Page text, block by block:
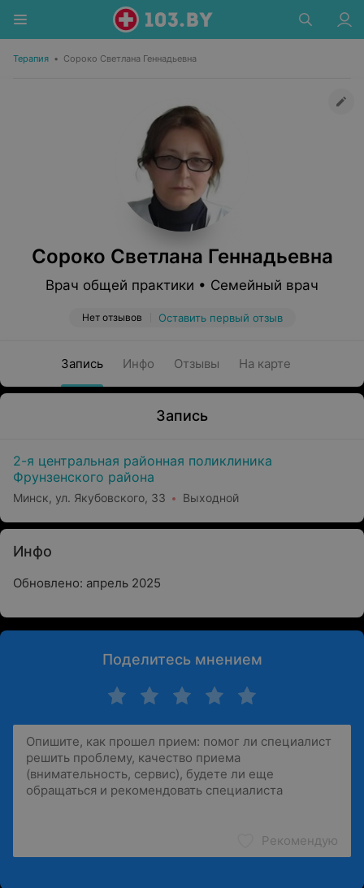
Терапия • Сороко Светлана Геннадьевна
Сороко Светлана Геннадьевна
Врач общей практики • Семейный врач
Нет отзывов Оставить первый отзыв
Запись Инфо Отзывы На карте
Запись
2-я центральная районная поликлиника
Фрунзенского района
Минск, ул. Якубовского, 33 Выходной
Инфо
Обновлено: апрель 2025
Поделитесь мнением
Рекомендую